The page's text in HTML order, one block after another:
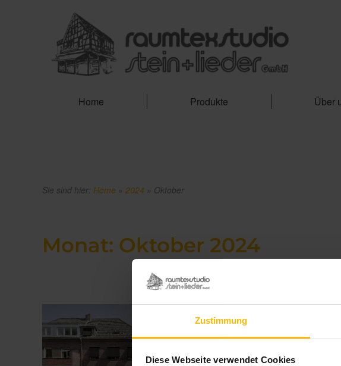
Zustimmung
Diese Webseite verwendet Cookies
Home Produkte Über
Sie sind hier: Home » 2024 » Oktober
Monat: Oktober 2024
am
Fördermöglichkeiten präsentiert. Die